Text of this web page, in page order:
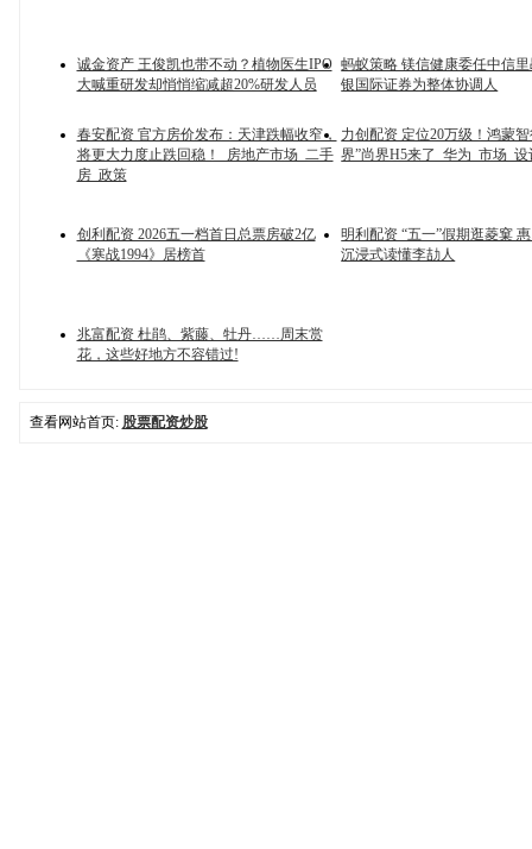
诚金资产 王俊凯也带不动？植物医生IPO
大喊重研发却悄悄缩减超20%研发人员
蚂蚁策略 镁信健康委任中信
银国际证券为整体协调人
春安配资 官方房价发布：天津跌幅收窄，
将更大力度止跌回稳！_房地产市场_二手
房_政策
力创配资 定位20万级！鸿蒙
界”尚界H5来了_华为_市场_设
创利配资 2026五一档首日总票房破2亿
《寒战1994》居榜首
明利配资 “五一”假期逛菱窠
沉浸式读懂李劼人
兆富配资 杜鹃、紫藤、牡丹……周末赏
花，这些好地方不容错过!
查看网站首页: 股票配资炒股